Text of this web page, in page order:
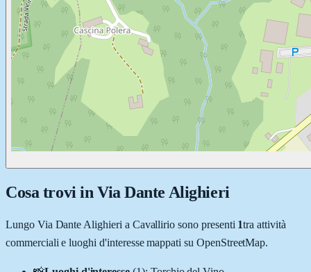
Cosa trovi in Via Dante Alighieri
Lungo Via Dante Alighieri a Cavallirio sono presenti 1tra attività
commerciali e luoghi d'interesse mappati su OpenStreetMap.